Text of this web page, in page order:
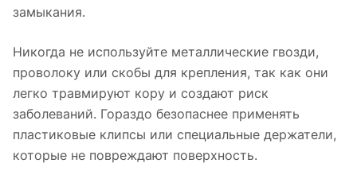
замыкания.
Никогда не используйте металлические гвозди,
проволоку или скобы для крепления, так как они
легко травмируют кору и создают риск
заболеваний. Гораздо безопаснее применять
пластиковые клипсы или специальные держатели,
которые не повреждают поверхность.